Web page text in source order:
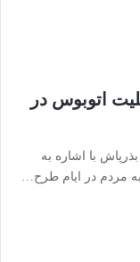
بلیت اتوبوس در
با اشاره به
مردم در ایام طرح…